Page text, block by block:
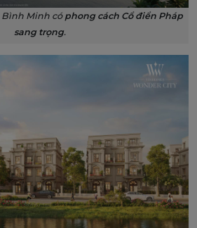
Bình Minh có phong cách Cổ điển Pháp
sang trọng.